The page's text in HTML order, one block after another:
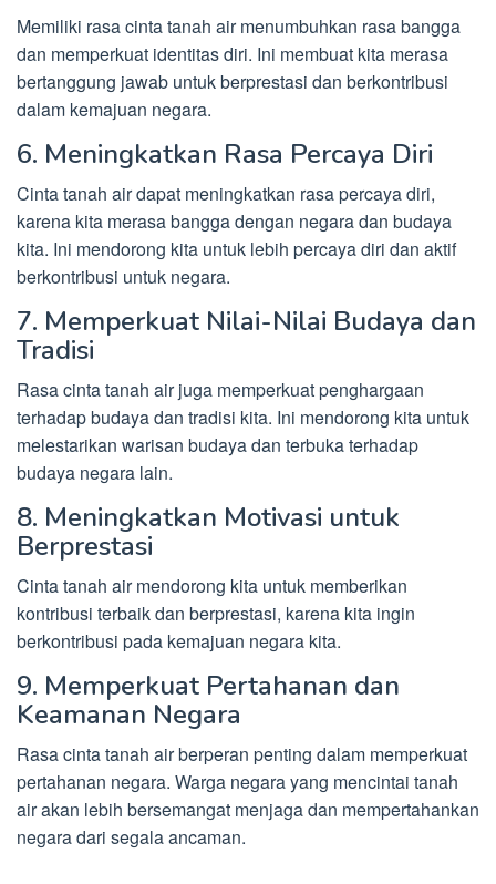
Memiliki rasa cinta tanah air menumbuhkan rasa bangga
dan memperkuat identitas diri. Ini membuat kita merasa
bertanggung jawab untuk berprestasi dan berkontribusi
dalam kemajuan negara.
6. Meningkatkan Rasa Percaya Diri
Cinta tanah air dapat meningkatkan rasa percaya diri,
karena kita merasa bangga dengan negara dan budaya
kita. Ini mendorong kita untuk lebih percaya diri dan aktif
berkontribusi untuk negara.
7. Memperkuat Nilai-Nilai Budaya dan
Tradisi
Rasa cinta tanah air juga memperkuat penghargaan
terhadap budaya dan tradisi kita. Ini mendorong kita untuk
melestarikan warisan budaya dan terbuka terhadap
budaya negara lain.
8. Meningkatkan Motivasi untuk
Berprestasi
Cinta tanah air mendorong kita untuk memberikan
kontribusi terbaik dan berprestasi, karena kita ingin
berkontribusi pada kemajuan negara kita.
9. Memperkuat Pertahanan dan
Keamanan Negara
Rasa cinta tanah air berperan penting dalam memperkuat
pertahanan negara. Warga negara yang mencintai tanah
air akan lebih bersemangat menjaga dan mempertahankan
negara dari segala ancaman.